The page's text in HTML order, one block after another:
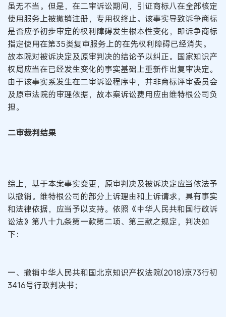
虽无不当。但是，在二审诉讼期间，引证商标八在全部核定
使用服务上被撤销注册，专用权终止。该事实导致诉争商标
是否应予初步审定的权利障碍发生根本性变化，即诉争商标
指定使用在第35类复审服务上的在先权利障碍已经消失。
故本院对被诉决定及原审判决的结论予以纠正。国家知识产
权局应当在已经发生变化的事实基础上重新作出复审决定。
由于该事实系发生在二审诉讼程序中，并非商标评审委员会
及原审法院的审理依据，故本案诉讼费用应由维特根公司负
担。
二审裁判结果
综上，基于本案事实变更，原审判决及被诉决定应当依法予
以撤销。维特根公司的部分上诉理由和上诉请求，具有事实
和法律依据，应当予以支持。依照《中华人民共和国行政诉
讼法》第八十九条第一款第二项、第三款之规定，判决如
下：
一、撤销中华人民共和国北京知识产权法院(2018)京73行初
3416号行政判决书；